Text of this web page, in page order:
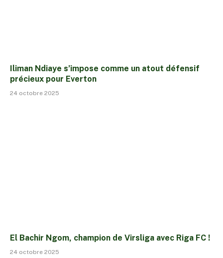
Iliman Ndiaye s’impose comme un atout défensif
précieux pour Everton
24 octobre 2025
El Bachir Ngom, champion de Virsliga avec Riga FC !
24 octobre 2025